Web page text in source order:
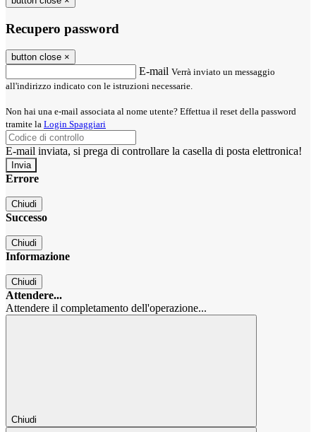
Recupero password
button close ×
E-mail Verrà inviato un messaggio
all'indirizzo indicato con le istruzioni necessarie.
Non hai una e-mail associata al nome utente? Effettua il reset della password
tramite la Login Spaggiari
E-mail inviata, si prega di controllare la casella di posta elettronica!
Errore
Chiudi
Successo
Chiudi
Informazione
Chiudi
Attendere...
Attendere il completamento dell'operazione...
Chiudi